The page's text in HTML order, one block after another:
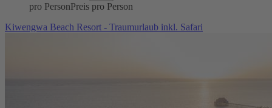
pro PersonPreis pro Person
Kiwengwa Beach Resort - Traumurlaub inkl. Safari